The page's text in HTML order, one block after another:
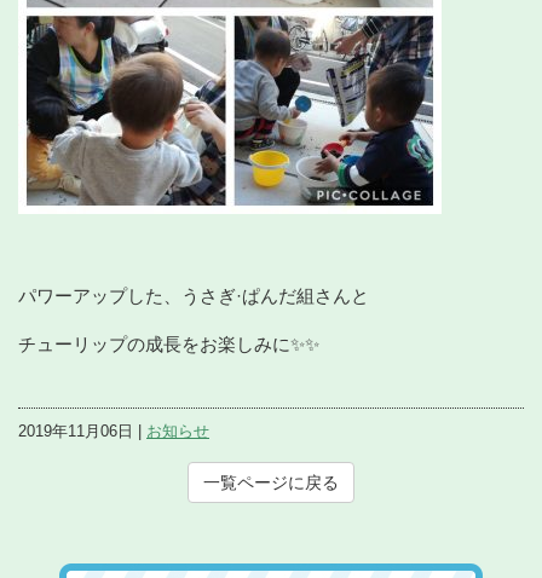
パワーアップした、うさぎ·ぱんだ組さんと
チューリップの成長をお楽しみに✨✨
2019年11月06日 | お知らせ
一覧ページに戻る